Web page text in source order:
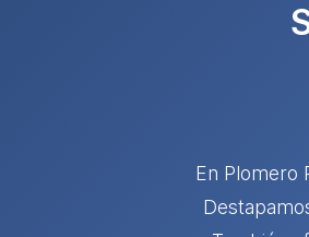
En Plomero